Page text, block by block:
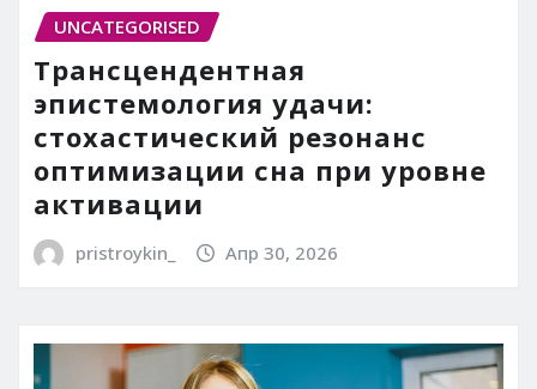
UNCATEGORISED
Трансцендентная
эпистемология удачи:
стохастический резонанс
оптимизации сна при уровне
активации
pristroykin_ Апр 30, 2026